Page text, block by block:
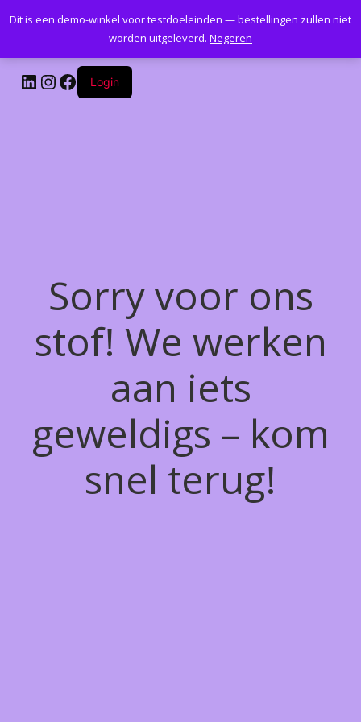
Kantoormeubelenplus.com
LinkedIn
Instagram
Facebook
Login
Sorry voor ons
stof! We werken
aan iets
geweldigs – kom
snel terug!
Dit is een demo-winkel voor testdoeleinden — bestellingen zullen niet
worden uitgeleverd. Negeren